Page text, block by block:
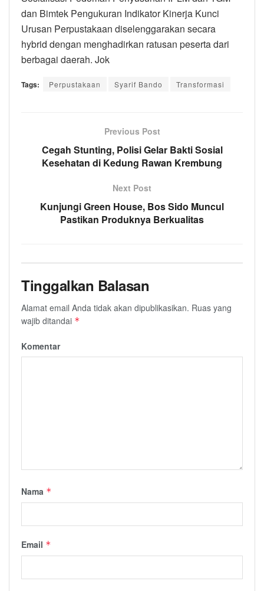
dan Bimtek Pengukuran Indikator Kinerja Kunci
Urusan Perpustakaan diselenggarakan secara
hybrid dengan menghadirkan ratusan peserta dari
berbagai daerah. Jok
Tags: Perpustakaan Syarif Bando Transformasi
Previous Post
Cegah Stunting, Polisi Gelar Bakti Sosial
Kesehatan di Kedung Rawan Krembung
Next Post
Kunjungi Green House, Bos Sido Muncul
Pastikan Produknya Berkualitas
Tinggalkan Balasan
Alamat email Anda tidak akan dipublikasikan. Ruas yang
wajib ditandai *
Komentar
Nama *
Email *